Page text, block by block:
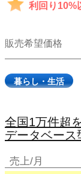
利回り10%
販売希望価格
暮らし・生活
全国1万件超
データベース
売上/月